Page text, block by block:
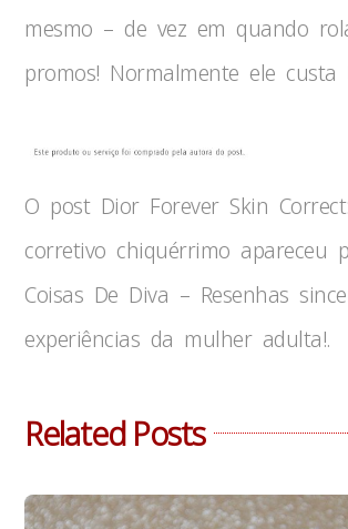
mesmo – de vez em quando
promos! Normalmente ele custa
O post Dior Forever Skin
corretivo chiquérrimo apareceu
Coisas De Diva – Resenhas
experiências da mulher adulta!.
Related Posts